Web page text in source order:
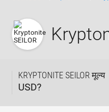
KRYPTONITE SEILOR मूल्य
USD?